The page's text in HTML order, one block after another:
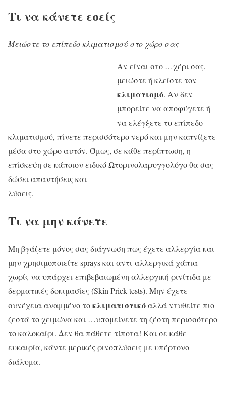
Τι να κάνετε εσείς
Μειώστε το επίπεδο κλιματισμού στο χώρο σας
Αν είναι στο …χέρι σας,
μειώστε ή κλείστε τον
κλιματισμό. Αν δεν
μπορείτε να αποφύγετε ή
να ελέγξετε το επίπεδο
κλιματισμού, πίνετε περισσότερο νερό και μην καπνίζετε
μέσα στο χώρο αυτόν. Όμως, σε κάθε περίπτωση, η
επίσκεψη σε κάποιον ειδικό Ωτορινολαρυγγολόγο θα σας
δώσει απαντήσεις και
λύσεις.
Τι να μην κάνετε
Μη βγάζετε μόνος σας διάγνωση πως έχετε αλλεργία και
μην χρησιμοποιείτε sprays και αντι-αλλεργικά χάπια
χωρίς να υπάρχει επιβεβαιωμένη αλλεργική ρινίτιδα με
δερματικές δοκιμασίες (Skin Prick tests). Μην έχετε
συνέχεια αναμμένο τοκλιματιστικόαλλά ντυθείτε πιο
ζεστά το χειμώνα και …υπομείνετε τη ζέστη περισσότερο
το καλοκαίρι. Δεν θα πάθετε τίποτα! Και σε κάθε
ευκαιρία, κάντε μερικές ρινοπλύσεις με υπέρτονο
διάλυμα.